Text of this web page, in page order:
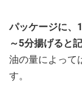
パッケージに、
～5分揚げると
油の量によって
す。